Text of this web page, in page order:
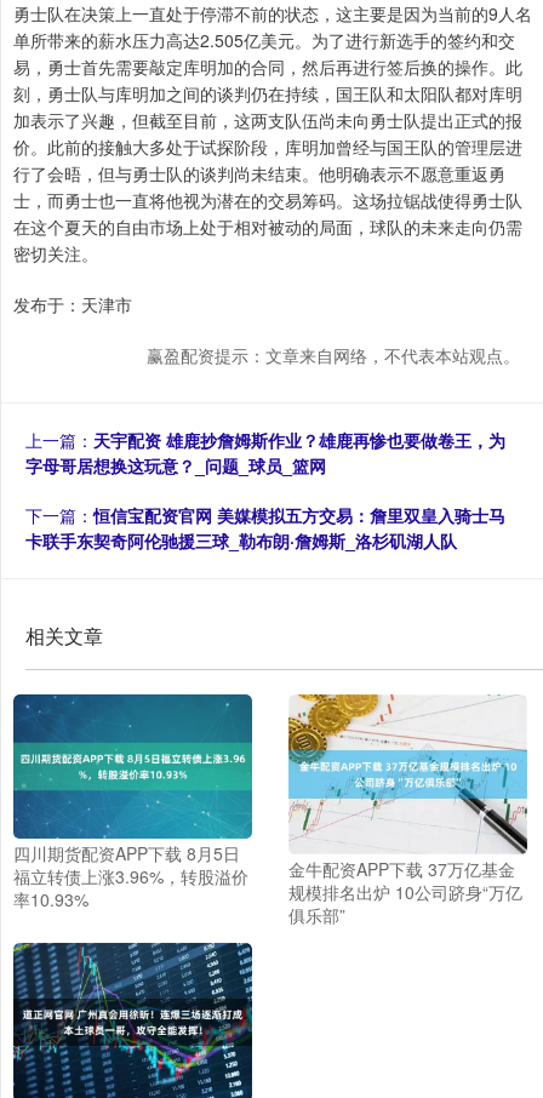
勇士队在决策上一直处于停滞不前的状态，这主要是因为当前的9人名
单所带来的薪水压力高达2.505亿美元。为了进行新选手的签约和交
易，勇士首先需要敲定库明加的合同，然后再进行签后换的操作。此
刻，勇士队与库明加之间的谈判仍在持续，国王队和太阳队都对库明
加表示了兴趣，但截至目前，这两支队伍尚未向勇士队提出正式的报
价。此前的接触大多处于试探阶段，库明加曾经与国王队的管理层进
行了会晤，但与勇士队的谈判尚未结束。他明确表示不愿意重返勇
士，而勇士也一直将他视为潜在的交易筹码。这场拉锯战使得勇士队
在这个夏天的自由市场上处于相对被动的局面，球队的未来走向仍需
密切关注。
发布于：天津市
赢盈配资提示：文章来自网络，不代表本站观点。
上一篇： 天宇配资 雄鹿抄詹姆斯作业？雄鹿再惨也要做卷王，为
字母哥居想换这玩意？_问题_球员_篮网
下一篇：恒信宝配资官网 美媒模拟五方交易：詹里双皇入骑士马
卡联手东契奇阿伦驰援三球_勒布朗·詹姆斯_洛杉矶湖人队
相关文章
四川期货配资APP下载 8月5日
福立转债上涨3.96%，转股溢价
率10.93%
金牛配资APP下载 37万亿基金
规模排名出炉 10公司跻身“万亿
俱乐部”